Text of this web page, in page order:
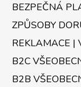
BEZPEČNÁ
ZPŮSOBY
REKLAMACE |
B2C
B2B